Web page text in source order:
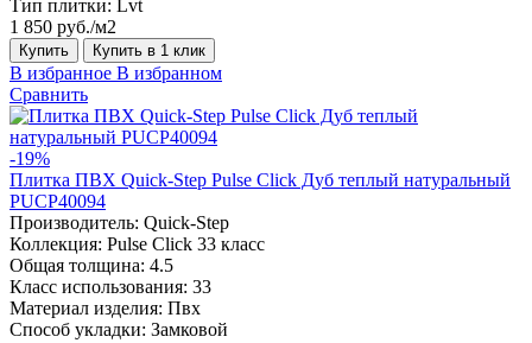
Тип плитки: Lvt
1 850 руб./м2
Купить Купить в 1 клик
В избранное В избранном
Сравнить
-19%
Плитка ПВХ Quick-Step Pulse Click Дуб теплый натуральный
PUCP40094
Производитель: Quick-Step
Коллекция: Pulse Click 33 класс
Общая толщина: 4.5
Класс использования: 33
Материал изделия: Пвх
Способ укладки: Замковой